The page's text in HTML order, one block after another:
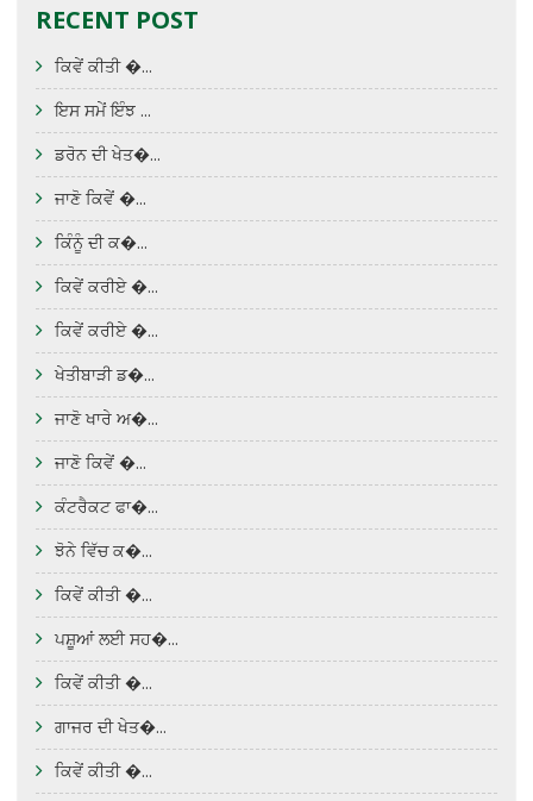
RECENT POST
ਕਿਵੇਂ ਕੀਤੀ �...
ਇਸ ਸਮੇਂ ਇੰਝ ...
ਡਰੋਨ ਦੀ ਖੇਤ�...
ਜਾਣੋ ਕਿਵੇਂ �...
ਕਿੰਨੂੰ ਦੀ ਕ�...
ਕਿਵੇਂ ਕਰੀਏ �...
ਕਿਵੇਂ ਕਰੀਏ �...
ਖੇਤੀਬਾੜੀ ਡ�...
ਜਾਣੋ ਖਾਰੇ ਅ�...
ਜਾਣੋ ਕਿਵੇਂ �...
ਕੰਟਰੈਕਟ ਫਾ�...
ਝੋਨੇ ਵਿੱਚ ਕ�...
ਕਿਵੇਂ ਕੀਤੀ �...
ਪਸ਼ੂਆਂ ਲਈ ਸਹ�...
ਕਿਵੇਂ ਕੀਤੀ �...
ਗਾਜਰ ਦੀ ਖੇਤ�...
ਕਿਵੇਂ ਕੀਤੀ �...